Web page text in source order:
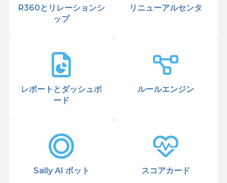
R360とリレーションシ
ップ
リニューアルセンタ
レポートとダッシュボ
ード
ルールエンジン
Sally AI ボット スコアカード